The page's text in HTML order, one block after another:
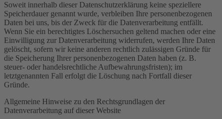
Soweit innerhalb dieser Datenschutzerklärung keine speziellere
Speicherdauer genannt wurde, verbleiben Ihre personenbezogenen
Daten bei uns, bis der Zweck für die Datenverarbeitung entfällt.
Wenn Sie ein berechtigtes Löschersuchen geltend machen oder eine
Einwilligung zur Datenverarbeitung widerrufen, werden Ihre Daten
gelöscht, sofern wir keine anderen rechtlich zulässigen Gründe für
die Speicherung Ihrer personenbezogenen Daten haben (z. B.
steuer- oder handelsrechtliche Aufbewahrungsfristen); im
letztgenannten Fall erfolgt die Löschung nach Fortfall dieser
Gründe.
Allgemeine Hinweise zu den Rechtsgrundlagen der
Datenverarbeitung auf dieser Website